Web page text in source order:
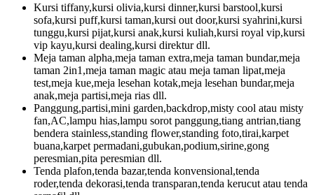
Kursi tiffany,kursi olivia,kursi dinner,kursi barstool,kursi
sofa,kursi puff,kursi taman,kursi out door,kursi syahrini,kursi
tunggu,kursi pijat,kursi anak,kursi kuliah,kursi royal vip,kursi
vip kayu,kursi dealing,kursi direktur dll.
Meja taman alpha,meja taman extra,meja taman bundar,meja
taman 2in1,meja taman magic atau meja taman lipat,meja
test,meja kue,meja lesehan kotak,meja lesehan bundar,meja
anak,meja partisi,meja rias dll.
Panggung,partisi,mini garden,backdrop,misty cool atau misty
fan,AC,lampu hias,lampu sorot panggung,tiang antrian,tiang
bendera stainless,standing flower,standing foto,tirai,karpet
buana,karpet permadani,gubukan,podium,sirine,gong
peresmian,pita peresmian dll.
Tenda plafon,tenda bazar,tenda konvensional,tenda
roder,tenda dekorasi,tenda transparan,tenda kerucut atau tenda